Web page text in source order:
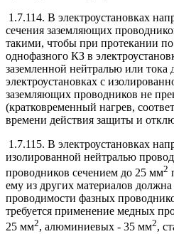
1.7.114. В электроустановках
сечения заземляющих
такими, чтобы при протекании
однофазного КЗ в
заземленной нейтралью или тока
электроустановках с
заземляющих проводников не
(кратковременный нагрев,
времени действия защиты и
1.7.115. В электроустановках
изолированной нейтралью
проводников сечением до 25 мм2
ему из других материалов должна
проводимости фазных
требуется применение медных
25 мм2, алюминиевых - 35 мм2,